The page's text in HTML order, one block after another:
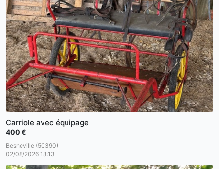
Carriole avec équipage
400 €
Besneville (50390)
02/08/2026 18:13